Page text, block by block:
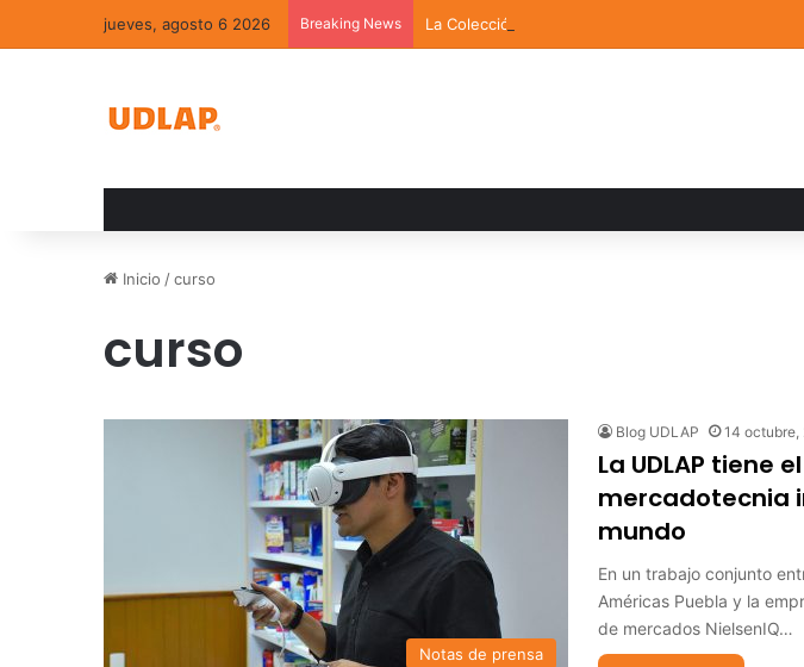
jueves, agosto 6 2026 Breaking News La Colección de Arte UDLAP fortalece su acervo
Inicio /curso
curso
Notas de prensa
Blog UDLAP 14 octubre,
La UDLAP tiene
mercadotecnia
mundo
En un trabajo conjunto
Américas Puebla y la
de mercados NielsenIQ…